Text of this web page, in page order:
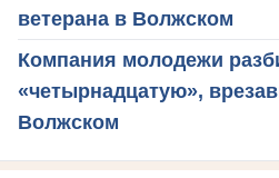
ветерана в Волжском
Компания молодежи
«четырнадцатую»,
Волжском